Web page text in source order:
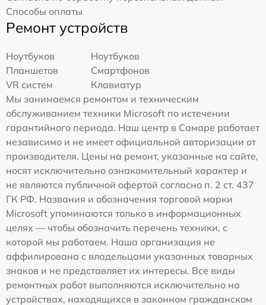
Способы оплаты
Ремонт устройств
Ноутбуков
Ноутбуков
Планшетов
Смартфонов
VR систем
Клавиатур
Мы занимаемся ремонтом и техническим
обслуживанием техники Microsoft по истечении
гарантийного периода. Наш центр в Самаре работает
независимо и не имеет официальной авторизации от
производителя. Цены на ремонт, указанные на сайте,
носят исключительно ознакомительный характер и
не являются публичной офертой согласно п. 2 ст. 437
ГК РФ. Названия и обозначения торговой марки
Microsoft упоминаются только в информационных
целях — чтобы обозначить перечень техники, с
которой мы работаем. Наша организация не
аффилирована с владельцами указанных товарных
знаков и не представляет их интересы. Все виды
ремонтных работ выполняются исключительно на
устройствах, находящихся в законном гражданском